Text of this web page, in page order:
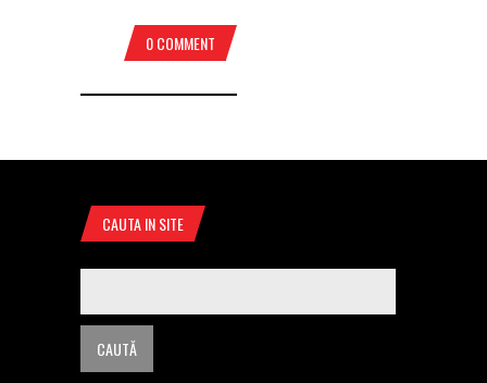
0 COMMENT
CAUTA IN SITE